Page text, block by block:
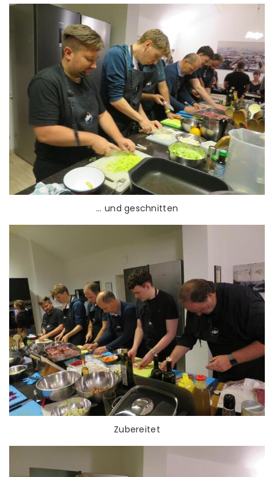
... und geschnitten
Zubereitet